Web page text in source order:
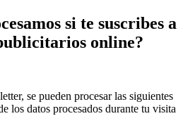
si te suscribes a
online?
se pueden procesar las siguientes
los datos procesados durante tu visita